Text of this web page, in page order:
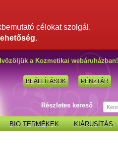
célokat szolgál.
a Kozmetikai webáruházban!
BEÁLLÍTÁSOK PÉNZTÁR
Részletes kereső
BIO TERMÉKEK KIÁRUSÍTÁS